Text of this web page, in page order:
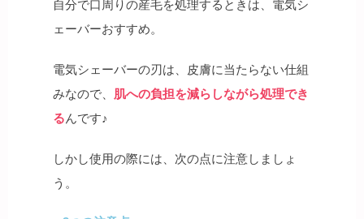
自分で口周りの産毛を処理するときは、電気シ
ェーバーおすすめ。
電気シェーバーの刃は、皮膚に当たらない仕組
みなので、 肌への負担を減らしながら処理でき
るんです♪
しかし使用の際には、次の点に注意しましょ
う。